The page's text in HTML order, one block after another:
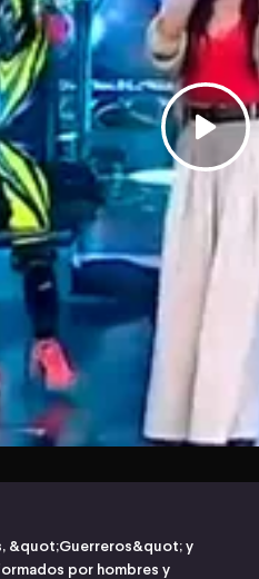
&quot;Guerreros&quot; y
por hombres y